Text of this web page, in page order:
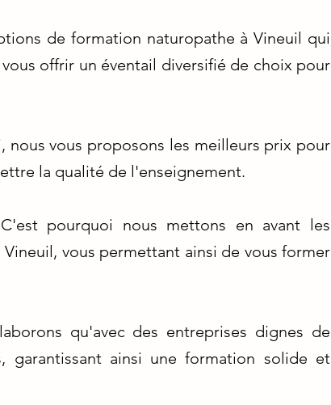
de formation naturopathe à Vineuil qui
offrir un éventail diversifié de choix pour
vous proposons les meilleurs prix pour
la qualité de l'enseignement.
pourquoi nous mettons en avant les
vous permettant ainsi de vous former
qu'avec des entreprises dignes de
garantissant ainsi une formation solide et